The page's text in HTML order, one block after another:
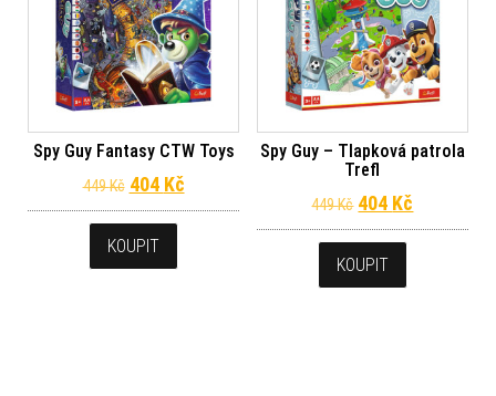
Spy Guy Fantasy CTW Toys
449Kč Původní cena byla: 449 Kč.
404 KčAktuální cena je: 404 Kč.
KOUPIT
Spy Guy – Tlapková patrola
Trefl
449Kč Původní cena
404 Kč
KOUPIT